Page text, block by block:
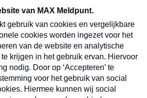
Volg ons op